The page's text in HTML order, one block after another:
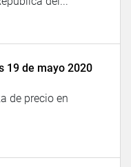
19 de mayo 2020
de precio en